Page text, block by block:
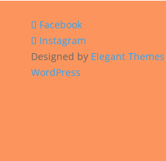
Facebook
Instagram
Designed by Elegant Themes
WordPress